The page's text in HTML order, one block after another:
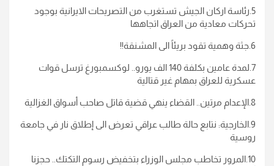
5.رئاسة اركان الجيش تستغرب من التصريحات الايرانية بوجود
تحركات معادية من العراق اتجاهها
6.جثة وهمية تقود بريئاً الى المشنقة!!
7.لمدة عامين بكلفة 140 الف يورو.. لوكسمبورغ ترسل قوات
عسكرية للعراق بمهام غير قتالية
8.الإعدام مرتين.. القضاء ينهي قضية قاتل صاحب أسواق الغزالية
9.الخارجية: نتابع حالة طالب عراقي تعرض الى إطلاق نار في جامعة
روسية
10.المرور تخاطب مجلس الوزراء بتخفيض رسوم التكتك.. حجزنا